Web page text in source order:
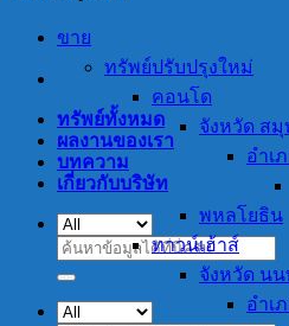
ทรัพย์ทั้งหมด
ผลงานของเรา
บทความ
เกี่ยวกับบริษัท
ค้นหา:
ขาย
ทรัพย์ปรับปรุงใหม่
คอนโด
จังหวัด สมุ
อำเ
พหลโยธิน
ทาวน์เฮ้าส์
จังหวัด น
อำเ